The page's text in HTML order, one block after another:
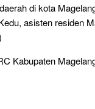
di kota
asisten residen
Kabupaten